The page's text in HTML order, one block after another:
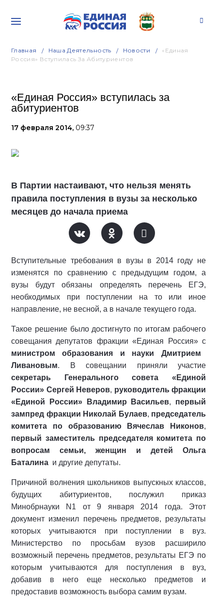
Главная Наша Деятельность Новости
«Единая
Россия» Вступилась За Абитуриентов
«Единая Россия» вступилась за
абитуриентов
17 февраля 2014, 09:37
В Партии настаивают, что нельзя менять
правила поступления в вузы за несколько
месяцев до начала приема
Вступительные требования в вузы в 2014 году не
изменятся по сравнению с предыдущим годом, а
вузы будут обязаны определять перечень ЕГЭ,
необходимых при поступлении на то или иное
направление, не весной, а в начале текущего года.
Такое решение было достигнуто по итогам рабочего
совещания депутатов фракции «Единая Россия» с
министром образования и науки Дмитрием
Ливановым. В совещании приняли участие
секретарь Генерального совета «Единой
России» Сергей Неверов, руководитель фракции
«Единой России» Владимир Васильев, первый
зампред фракции Николай Булаев, председатель
комитета по образованию Вячеслав Никонов,
первый заместитель председателя комитета по
вопросам семьи, женщин и детей Ольга
Баталина и другие депутаты.
Причиной волнения школьников выпускных классов,
будущих абитуриентов, послужил приказ
Минобрнауки N1 от 9 января 2014 года. Этот
документ изменил перечень предметов, результаты
которых учитываются при поступлении в вуз.
Министерство по просьбам вузов расширило
возможный перечень предметов, результаты ЕГЭ по
которым учитываются для поступления в вуз,
добавив в него еще несколько предметов и
предоставив возможность выбора самим вузам.